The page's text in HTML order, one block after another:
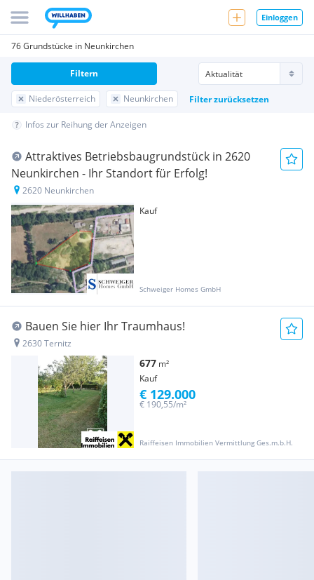
Einloggen
76 Grundstücke in Neunkirchen
Niederösterreich Neunkirchen Filter zurücksetzen
Filtern
Infos zur Reihung der Anzeigen
Attraktives Betriebsbaugrundstück in 2620
Neunkirchen - Ihr Standort für Erfolg!
2620 Neunkirchen
Kauf
Schweiger Homes GmbH
Bauen Sie hier Ihr Traumhaus!
2630 Ternitz
677 m²
Kauf
Raiffeisen Immobilien Vermittlung Ges.m.b.H.
€ 190,55/m²
€ 129.000